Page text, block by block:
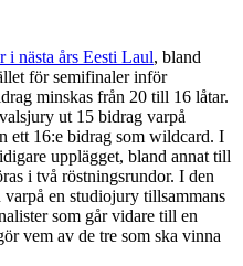
i nästa års Eesti Laul, bland
för semifinaler inför
minskas från 20 till 16 låtar.
ut 15 bidrag varpå
ett 16:e bidrag som wildcard. I
upplägget, bland annat till
i två röstningsrundor. I den
en studiojury tillsammans
som går vidare till en
vem av de tre som ska vinna